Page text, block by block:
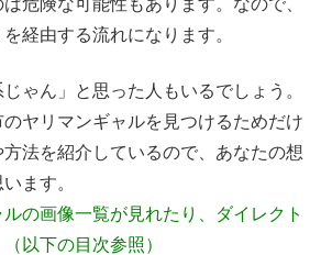
危険な可能性もあります。なので、
経由する流れになります。
じゃん」と思った人もいるでしょう。
ヤリマンギャルを見つけるためだけ
法を紹介しているので、あなたの想
ます。
の画像一覧が見れたり、ダイレクト
以下の目次参照）